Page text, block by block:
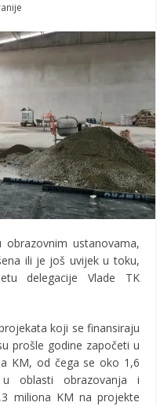
ustanovama,
ili je još uvijek u toku,
delegacije Vlade TK
koji se finansiraju
prošle godine započeti u
KM, od čega se oko 1,6
oblasti obrazovanja i
miliona KM na projekte